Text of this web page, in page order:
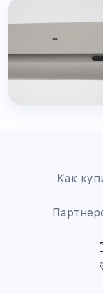
Как